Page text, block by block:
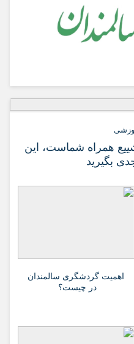
همراه شماست، این
بگیرید
اهمیت گردشگری سالمندان
در چیست؟